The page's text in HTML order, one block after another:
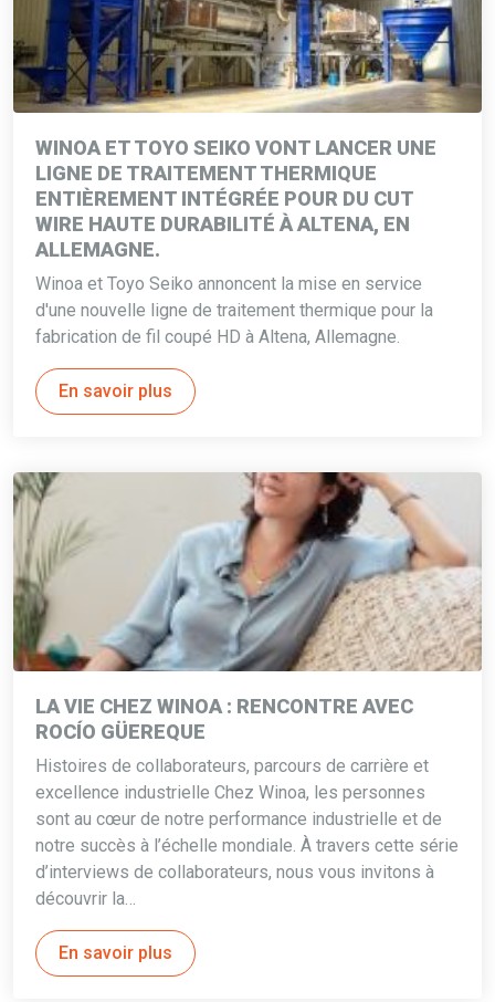
WINOA ET TOYO SEIKO VONT LANCER UNE
LIGNE DE TRAITEMENT THERMIQUE
ENTIÈREMENT INTÉGRÉE POUR DU CUT
WIRE HAUTE DURABILITÉ À ALTENA, EN
ALLEMAGNE.
Winoa et Toyo Seiko annoncent la mise en service
d'une nouvelle ligne de traitement thermique pour la
fabrication de fil coupé HD à Altena, Allemagne.
En savoir plus
LA VIE CHEZ WINOA : RENCONTRE AVEC
ROCÍO GÜEREQUE
Histoires de collaborateurs, parcours de carrière et
excellence industrielle Chez Winoa, les personnes
sont au cœur de notre performance industrielle et de
notre succès à l’échelle mondiale. À travers cette série
d’interviews de collaborateurs, nous vous invitons à
découvrir la…
En savoir plus